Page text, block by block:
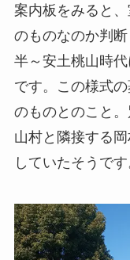
案内板をみると
のものなのか判
半～安土桃山時
です。この様式
のものとのこと
山村と隣接する
していたそうです